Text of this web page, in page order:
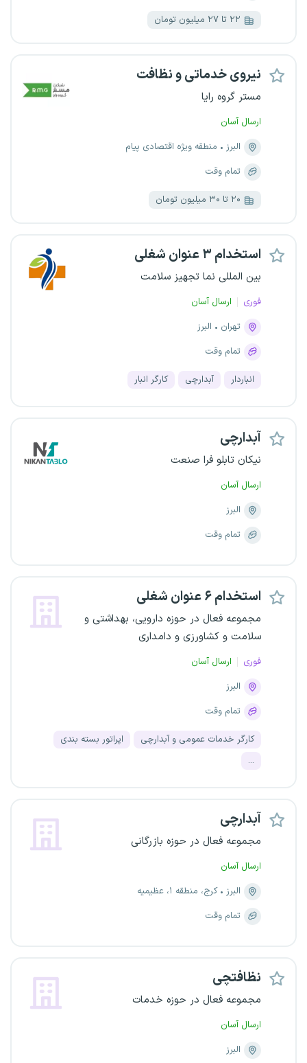
۲۲ تا ۲۷ میلیون تومان
نیروی خدماتی و نظافت
مستر گروه رایا
ارسال آسان
البرز
منطقه ویژه اقتصادی پیام
تمام وقت
۲۰ تا ۳۰ میلیون تومان
استخدام ۳ عنوان شغلی
بین المللی نما تجهیز سلامت
فوری
ارسال آسان
تهران
البرز
تمام وقت
انباردار آبدارچی کارگر انبار
آبدارچی
نیکان تابلو فرا صنعت
ارسال آسان
البرز
تمام وقت
استخدام ۶ عنوان شغلی
مجموعه فعال در حوزه دارویی، بهداشتی و
سلامت و کشاورزی و دامداری
فوری
ارسال آسان
البرز
تمام وقت
کارگر خدمات عمومی و آبدارچی
اپراتور بسته بندی
...
آبدارچی
مجموعه فعال در حوزه بازرگانی
ارسال آسان
البرز
کرج، منطقه ۱، عظیمیه
تمام وقت
نظافتچی
مجموعه فعال در حوزه خدمات
ارسال آسان
البرز